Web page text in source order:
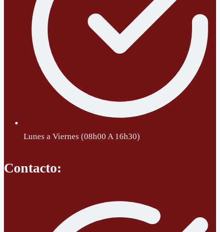
Lunes a Viernes (08h00 A 16h30)
Contacto: